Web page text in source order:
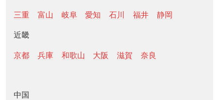
三重 富山 岐阜 愛知 石川 福井 静岡
近畿
京都 兵庫 和歌山 大阪 滋賀 奈良
中国